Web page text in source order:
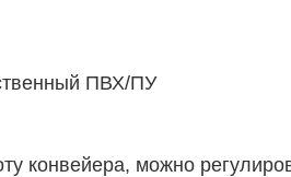
ПВХ/ПУ
конвейера, можно